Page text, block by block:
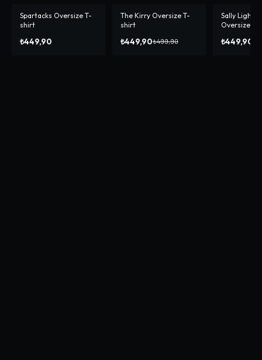
Spartacks Oversize T-
shirt
₺449,90
-%10
The Kirry Oversize T-
shirt
₺449,90₺499,90
-% 10
Sally
Oversize T-
₺449,90